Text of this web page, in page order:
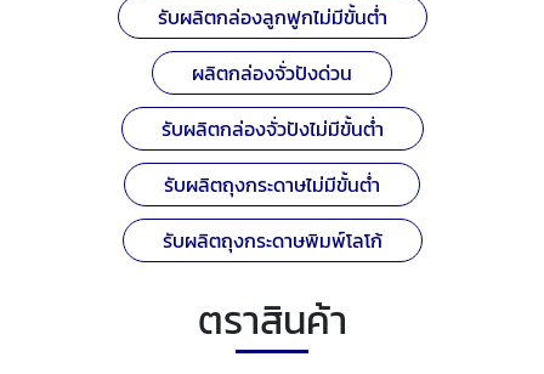
รับผลิตกล่องลูกฟูกไม่มีขั้นต่ำ
ผลิตกล่องจั่วปังด่วน
รับผลิตกล่องจั่วปังไม่มีขั้นต่ำ
รับผลิตถุงกระดาษไม่มีขั้นต่ำ
รับผลิตถุงกระดาษพิมพ์โลโก้
ตราสินค้า